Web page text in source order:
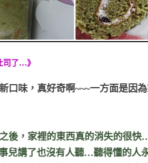
司了…》
口味，真好奇啊~~~一方面是因
後，家裡的東西真的消失的很
兒講了也沒有人聽…聽得懂的人